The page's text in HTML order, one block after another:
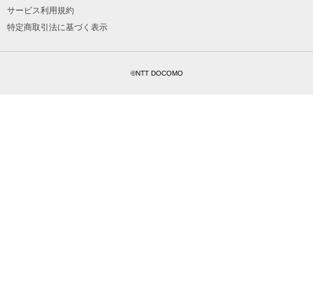
サービス利用規約
特定商取引法に基づく表示
©NTT DOCOMO